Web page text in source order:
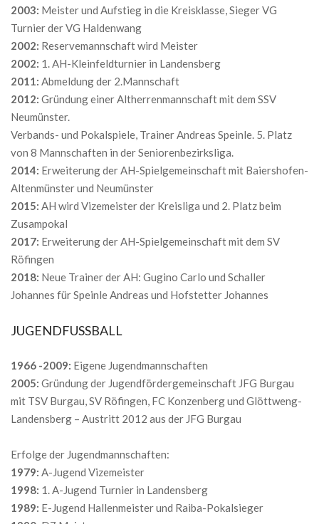
2003: Meister und Aufstieg in die Kreisklasse, Sieger VG
Turnier der VG Haldenwang
2002: Reservemannschaft wird Meister
2002: 1. AH-Kleinfeldturnier in Landensberg
2011: Abmeldung der 2.Mannschaft
2012: Gründung einer Altherrenmannschaft mit dem SSV
Neumünster.
Verbands- und Pokalspiele, Trainer Andreas Speinle. 5. Platz
von 8 Mannschaften in der Seniorenbezirksliga.
2014: Erweiterung der AH-Spielgemeinschaft mit Baiershofen-
Altenmünster und Neumünster
2015: AH wird Vizemeister der Kreisliga und 2. Platz beim
Zusampokal
2017: Erweiterung der AH-Spielgemeinschaft mit dem SV
Röfingen
2018: Neue Trainer der AH: Gugino Carlo und Schaller
Johannes für Speinle Andreas und Hofstetter Johannes
JUGENDFUSSBALL
1966 -2009: Eigene Jugendmannschaften
2005: Gründung der Jugendfördergemeinschaft JFG Burgau
mit TSV Burgau, SV Röfingen, FC Konzenberg und Glöttweng-
Landensberg – Austritt 2012 aus der JFG Burgau
Erfolge der Jugendmannschaften:
1979: A-Jugend Vizemeister
1998: 1. A-Jugend Turnier in Landensberg
1989: E-Jugend Hallenmeister und Raiba-Pokalsieger